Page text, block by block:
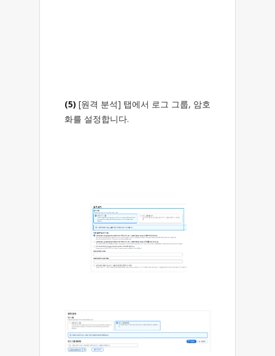
(5) [원격 분석] 탭에서 로그 그룹, 암호
화를 설정합니다.